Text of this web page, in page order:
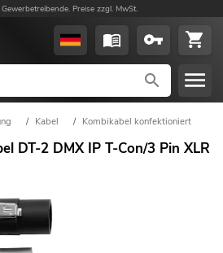
Preise zzgl. MwSt.
/ Kabel / Kombikabel konfektioniert
DT-2 DMX IP T-Con/3 Pin XLR